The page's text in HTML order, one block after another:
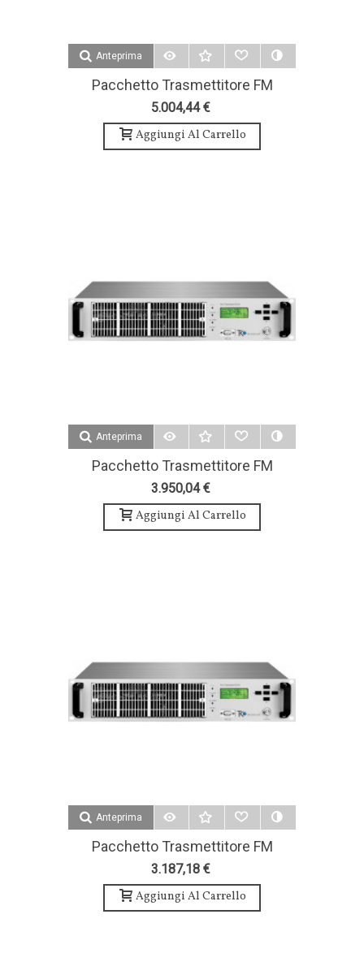
Anteprima
Pacchetto Trasmettitore FM
1,2kW, Antenna E Accessori-
TEKO Broadcast
5.004,44 €
Aggiungi Al Carrello
Anteprima
Pacchetto Trasmettitore FM
600W, Antenna E Accessori-TEKO
Broadcast
3.950,04 €
Aggiungi Al Carrello
Anteprima
Pacchetto Trasmettitore FM
300W, Antenna E Accessori-TEKO
Broadcast
3.187,18 €
Aggiungi Al Carrello